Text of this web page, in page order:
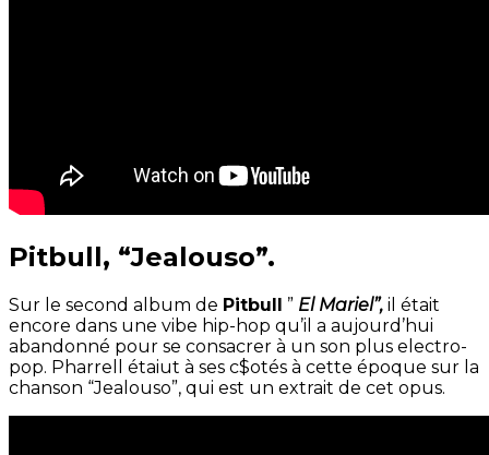
Pitbull, “Jealouso”.
Sur le second album de Pitbull ” El Mariel”, il était
encore dans une vibe hip-hop qu’il a aujourd’hui
abandonné pour se consacrer à un son plus electro-
pop. Pharrell étaiut à ses c$otés à cette époque sur la
chanson “Jealouso”, qui est un extrait de cet opus.